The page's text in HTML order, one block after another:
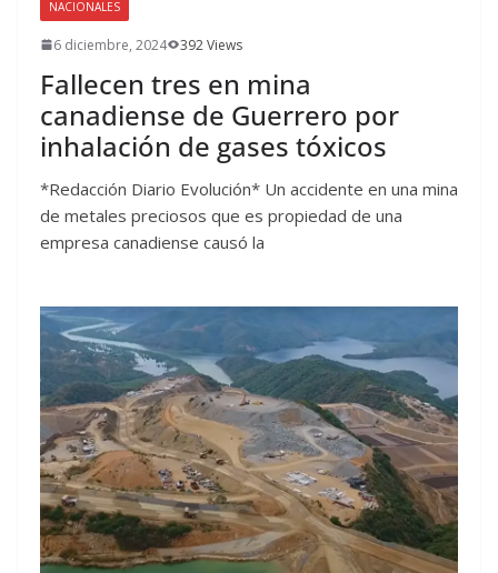
NACIONALES
6 diciembre, 2024 392 Views
Fallecen tres en mina
canadiense de Guerrero por
inhalación de gases tóxicos
*Redacción Diario Evolución* Un accidente en una mina
de metales preciosos que es propiedad de una
empresa canadiense causó la